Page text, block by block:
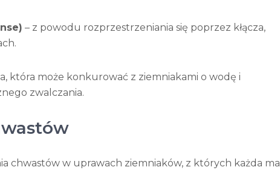
– z powodu rozprzestrzeniania się poprzez kłącza,
która może konkurować z ziemniakami o wodę i
zwalczania.
chwastów w uprawach ziemniaków, z których każda ma